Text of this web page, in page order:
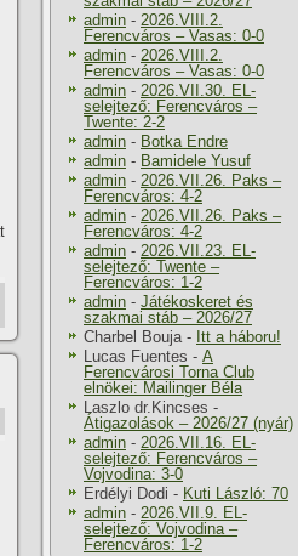
admin - 2026.VIII.2.
Ferencváros – Vasas: 0-0
admin - 2026.VIII.2.
Ferencváros – Vasas: 0-0
admin - 2026.VII.30. EL-
selejtező: Ferencváros –
Twente: 2-2
admin - Botka Endre
admin - Bamidele Yusuf
admin - 2026.VII.26. Paks –
Ferencváros: 4-2
admin - 2026.VII.26. Paks –
Ferencváros: 4-2
admin - 2026.VII.23. EL-
selejtező: Twente –
Ferencváros: 1-2
admin - Játékoskeret és
szakmai stáb – 2026/27
Charbel Bouja- Itt a háboru!
Lucas Fuentes - A
Ferencvárosi Torna Club
elnökei: Mailinger Béla
Laszlo dr.Kincses -
Átigazolások – 2026/27 (nyár)
admin - 2026.VII.16. EL-
selejtező: Ferencváros –
Vojvodina: 3-0
Erdélyi Dodi - Kuti László: 70
admin - 2026.VII.9. EL-
selejtező: Vojvodina –
Ferencváros: 1-2